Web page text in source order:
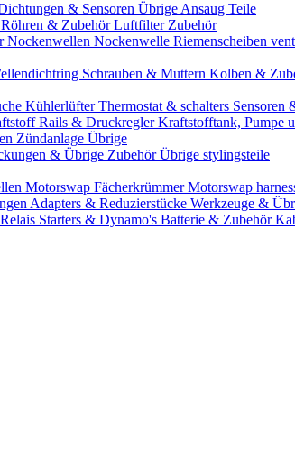
& Sensoren Übrige Ansaug Teile
& ZubehörLuftfilter Zubehör
Nockenwellen Nockenwelle Riemenscheiben
Schrauben & Muttern Kolben &
KühlerlüfterThermostat & schalters Sensoren
Rails & DruckreglerKraftstofftank, Pumpe
Zündanlage Übrige
& Übrige ZubehörÜbrige stylingsteile
Motorswap FächerkrümmerMotorswap
Adapters & Reduzierstücke Werkzeuge &
Starters & Dynamo's Batterie & Zubehör